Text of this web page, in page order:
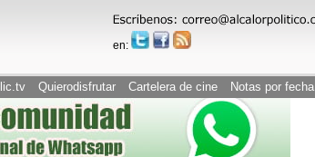
en:
Quierodisfrutar Cartelera de cine Notas por fecha